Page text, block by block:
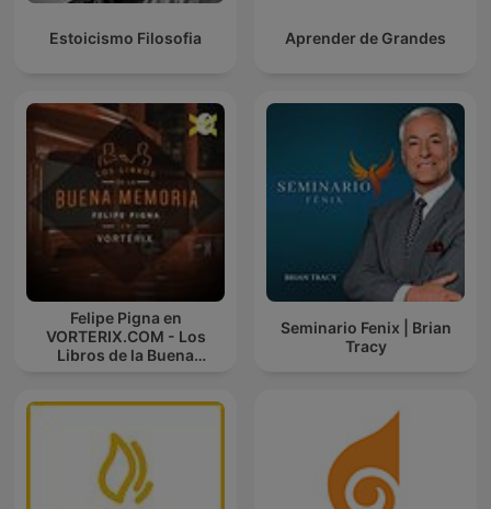
Estoicismo Filosofia Aprender de Grandes
Felipe Pigna en
VORTERIX.COM - Los
Libros de la Buena
Seminario Fenix | Brian
Tracy